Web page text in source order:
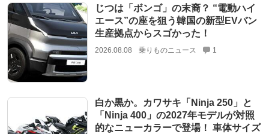
じつは「ボンゴ」の末裔？ “電動ハイ
エース”の座を狙う韓国の新型EVバン
生産拠点からスゴかった！
2026.08.08 乗りものニュース 1
白か黒か。カワサキ「Ninja 250」と
「Ninja 400」の2027年モデルが対照
的なニューカラーで登場！ 車体サイズ